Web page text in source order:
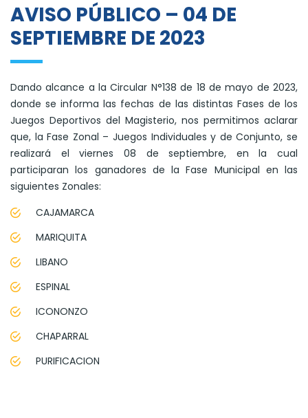
AVISO PÚBLICO – 04 DE
SEPTIEMBRE DE 2023
Dando alcance a la Circular N°138 de 18 de mayo de 2023,
donde se informa las fechas de las distintas Fases de los
Juegos Deportivos del Magisterio, nos permitimos aclarar
que, la Fase Zonal – Juegos Individuales y de Conjunto, se
realizará el viernes 08 de septiembre, en la cual
participaran los ganadores de la Fase Municipal en las
siguientes Zonales:
CAJAMARCA
MARIQUITA
LIBANO
ESPINAL
ICONONZO
CHAPARRAL
PURIFICACION